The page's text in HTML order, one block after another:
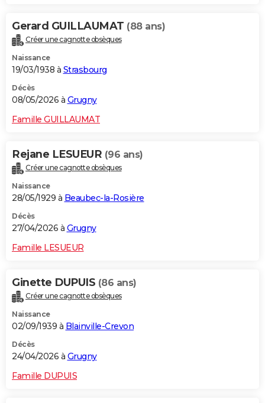
Gerard GUILLAUMAT (88 ans)
Créer une cagnotte obsèques
Naissance
19/03/1938 à Strasbourg
Décès
08/05/2026 à Grugny
Famille GUILLAUMAT
Rejane LESUEUR (96 ans)
Créer une cagnotte obsèques
Naissance
28/05/1929 à Beaubec-la-Rosière
Décès
27/04/2026 à Grugny
Famille LESUEUR
Ginette DUPUIS (86 ans)
Créer une cagnotte obsèques
Naissance
02/09/1939 à Blainville-Crevon
Décès
24/04/2026 à Grugny
Famille DUPUIS